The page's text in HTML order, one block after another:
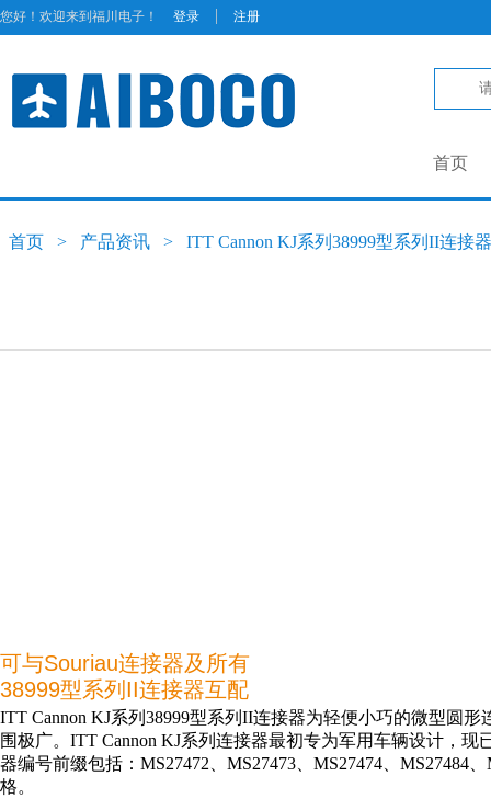
您好！欢迎来到福川电子！ 登录 | 注册
首页
首页 > 产品资讯 > ITT Cannon KJ系列38999型系列II连接器
可与Souriau连接器及所有
38999型系列II连接器互配
ITT Cannon KJ系列38999型系列II连接器为轻便小巧的微型圆
围极广。ITT Cannon KJ系列连接器最初专为军用车辆设计，
器编号前缀包括：MS27472、MS27473、MS27474、MS27484
格。